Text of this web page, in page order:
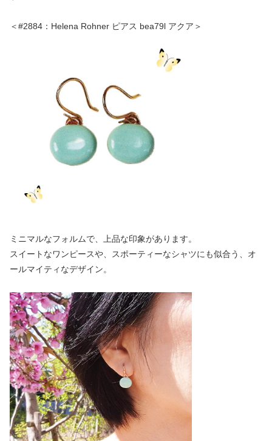
＜#2884：Helena Rohner ピアス bea79l アクア＞
ミニマルなフォルムで、上品な印象があります。
スイートなワンピースや、スポーティーなシャツにも似合う、オ
ールマイティなデザイン。